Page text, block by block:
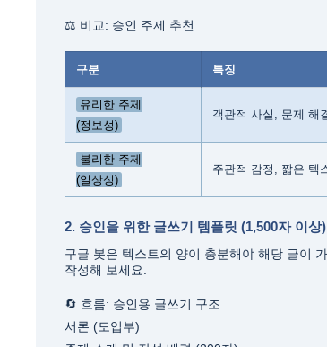
⚖️ 비교: 승인 주제 추천
구분 특징
유리한 주제
(정보성)
객관적 사실, 문제 해
불리한 주제
(일상성)
주관적 감정, 짧은 텍
2. 승인을 위한 글쓰기 템플릿 (1,500자 이상)
구글 봇은 텍스트의 양이 충분해야 해당 글이
작성해 보세요.
🔄 흐름: 승인용 글쓰기 구조
서론 (도입부)